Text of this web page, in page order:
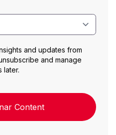
and updates from
and manage
later.
Content